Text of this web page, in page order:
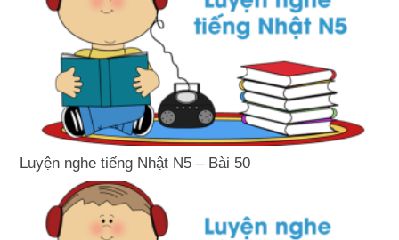
Luyện nghe tiếng Nhật N5 – Bài 50